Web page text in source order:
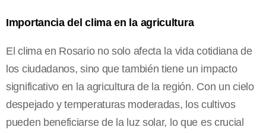
Importancia del clima en la agricultura
El clima en Rosario no solo afecta la vida cotidiana de
los ciudadanos, sino que también tiene un impacto
significativo en la agricultura de la región. Con un cielo
despejado y temperaturas moderadas, los cultivos
pueden beneficiarse de la luz solar, lo que es crucial